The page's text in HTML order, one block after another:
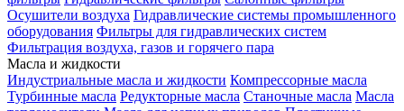
Осушители воздуха Гидравлические системы промышленного
оборудования Фильтры для гидравлических систем
Фильтрация воздуха, газов и горячего пара
Масла и жидкости
Индустриальные масла и жидкости Компрессорные масла
Турбинные масла Редукторные масла Станочные масла Масла